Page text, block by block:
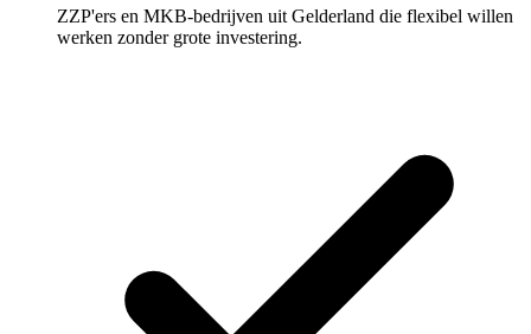
ZZP'ers en MKB-bedrijven uit Gelderland die flexibel willen
werken zonder grote investering.